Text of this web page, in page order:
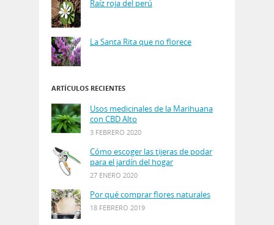
Raíz roja del perú
La Santa Rita que no florece
ARTÍCULOS RECIENTES
Usos medicinales de la Marihuana
con CBD Alto
3 FEBRERO 2020
Cómo escoger las tijeras de podar
para el jardín del hogar
27 ENERO 2020
Por qué comprar flores naturales
18 FEBRERO 2019